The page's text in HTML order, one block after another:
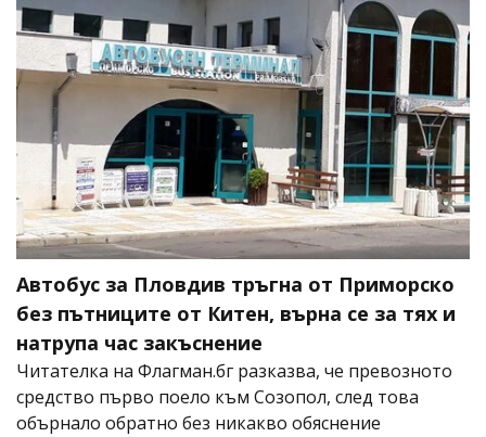
Автобус за Пловдив тръгна от Приморско
без пътниците от Китен, върна се за тях и
натрупа час закъснение
Читателка на Флагман.бг разказва, че превозното
средство първо поело към Созопол, след това
обърнало обратно без никакво обяснение